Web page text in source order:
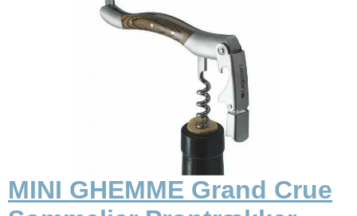
MINI GHEMME Grand Crue